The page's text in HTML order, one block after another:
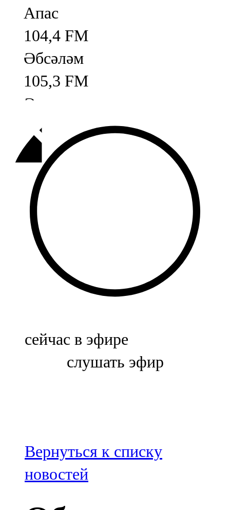
Апас
104,4 FM
Әбсәләм
105,3 FM
Әлмәт
92,9 FM
Базарлы матак
107,1 FM
Балык бистәсе
104,9 FM
Баулы
107,5 FM
Биләр
Болгар
100,3 FM
Зәй
106,6 FM
сейчас в эфире
слушать эфир
Вернуться к списку
новостей